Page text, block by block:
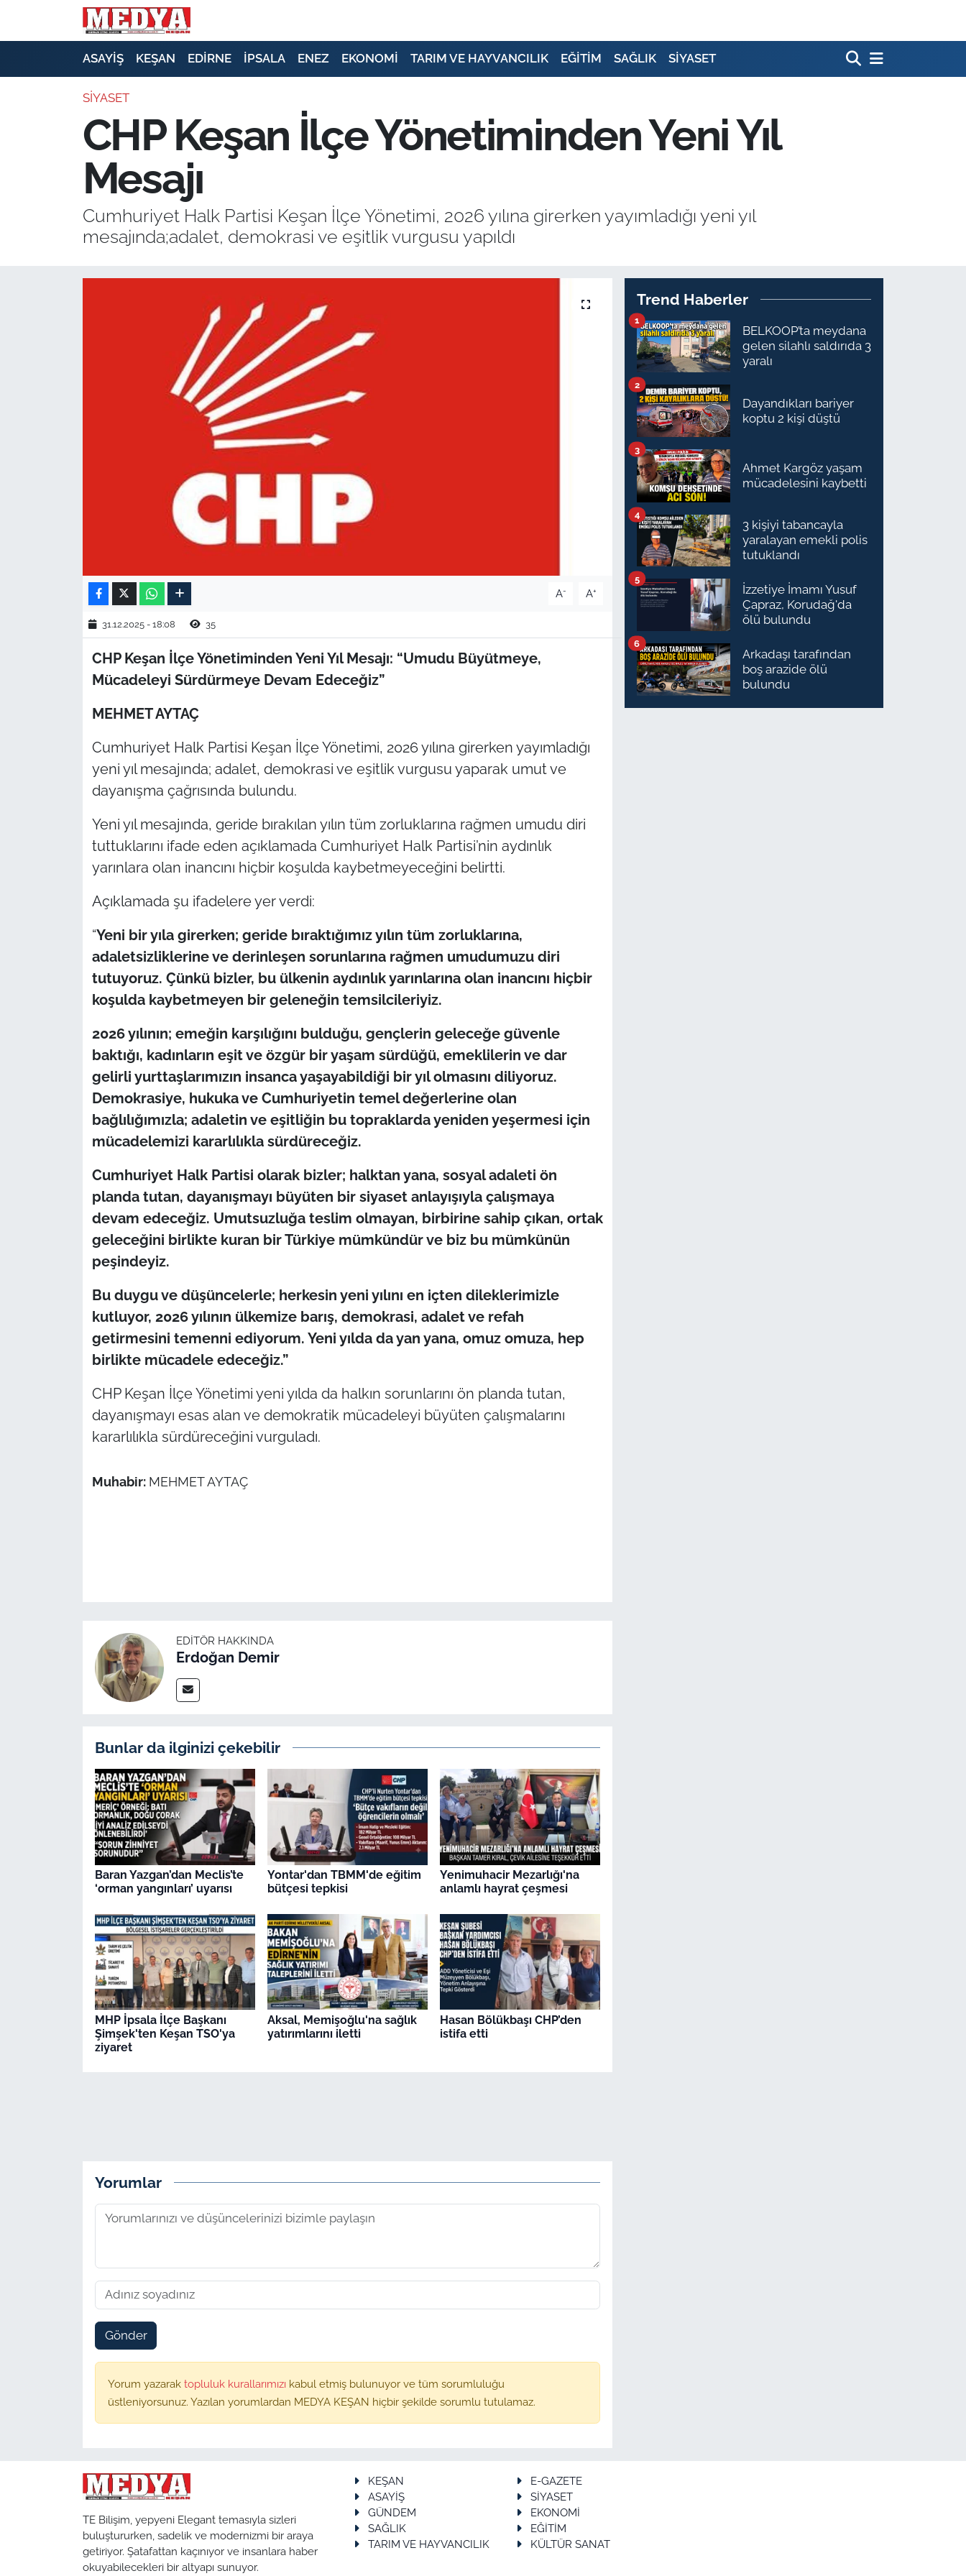
ASAYİŞ KEŞAN EDİRNE İPSALA ENEZ EKONOMİ TARIM VE HAYVANCILIK EĞİTİM SAĞLIK SİYASET
SİYASET
CHP Keşan İlçe Yönetiminden Yeni Yıl
Mesajı
Cumhuriyet Halk Partisi Keşan İlçe Yönetimi, 2026 yılına girerken yayımladığı yeni yıl
mesajında;adalet, demokrasi ve eşitlik vurgusu yapıldı
A- A+
31.12.2025 - 18:08 35
CHP Keşan İlçe Yönetiminden Yeni Yıl Mesajı: “Umudu Büyütmeye,
Mücadeleyi Sürdürmeye Devam Edeceğiz”
MEHMET AYTAÇ
Cumhuriyet Halk Partisi Keşan İlçe Yönetimi, 2026 yılına girerken yayımladığı
yeni yıl mesajında; adalet, demokrasi ve eşitlik vurgusu yaparak umut ve
dayanışma çağrısında bulundu.
Yeni yıl mesajında, geride bırakılan yılın tüm zorluklarına rağmen umudu diri
tuttuklarını ifade eden açıklamada Cumhuriyet Halk Partisi’nin aydınlık
yarınlara olan inancını hiçbir koşulda kaybetmeyeceğini belirtti.
Açıklamada şu ifadelere yer verdi:
“Yeni bir yıla girerken; geride bıraktığımız yılın tüm zorluklarına,
adaletsizliklerine ve derinleşen sorunlarına rağmen umudumuzu diri
tutuyoruz. Çünkü bizler, bu ülkenin aydınlık yarınlarına olan inancını hiçbir
koşulda kaybetmeyen bir geleneğin temsilcileriyiz.
2026 yılının; emeğin karşılığını bulduğu, gençlerin geleceğe güvenle
baktığı, kadınların eşit ve özgür bir yaşam sürdüğü, emeklilerin ve dar
gelirli yurttaşlarımızın insanca yaşayabildiği bir yıl olmasını diliyoruz.
Demokrasiye, hukuka ve Cumhuriyetin temel değerlerine olan
bağlılığımızla; adaletin ve eşitliğin bu topraklarda yeniden yeşermesi için
mücadelemizi kararlılıkla sürdüreceğiz.
Cumhuriyet Halk Partisi olarak bizler; halktan yana, sosyal adaleti ön
planda tutan, dayanışmayı büyüten bir siyaset anlayışıyla çalışmaya
devam edeceğiz. Umutsuzluğa teslim olmayan, birbirine sahip çıkan, ortak
geleceğini birlikte kuran bir Türkiye mümkündür ve biz bu mümkünün
peşindeyiz.
Bu duygu ve düşüncelerle; herkesin yeni yılını en içten dileklerimizle
kutluyor, 2026 yılının ülkemize barış, demokrasi, adalet ve refah
getirmesini temenni ediyorum. Yeni yılda da yan yana, omuz omuza, hep
birlikte mücadele edeceğiz.”
CHP Keşan İlçe Yönetimi yeni yılda da halkın sorunlarını ön planda tutan,
dayanışmayı esas alan ve demokratik mücadeleyi büyüten çalışmalarını
kararlılıkla sürdüreceğini vurguladı.
Muhabir: MEHMET AYTAÇ
EDITÖR HAKKINDA
Erdoğan Demir
Bunlar da ilginizi çekebilir
Baran Yazgan’dan Meclis’te
‘orman yangınları’ uyarısı
Yontar'dan TBMM'de eğitim
bütçesi tepkisi
Yenimuhacir Mezarlığı'na
anlamlı hayrat çeşmesi
MHP İpsala İlçe Başkanı
Şimşek'ten Keşan TSO'ya
ziyaret
Aksal, Memişoğlu'na sağlık
yatırımlarını iletti
Hasan Bölükbaşı CHP’den
istifa etti
Yorumlar
Gönder
Yorum yazarak topluluk kurallarımızı kabul etmiş bulunuyor ve tüm sorumluluğu
üstleniyorsunuz. Yazılan yorumlardan MEDYA KEŞAN hiçbir şekilde sorumlu tutulamaz.
Trend Haberler
BELKOOP’ta meydana
gelen silahlı saldırıda 3
yaralı
1
Dayandıkları bariyer
koptu 2 kişi düştü
2
Ahmet Kargöz yaşam
mücadelesini kaybetti
3
3 kişiyi tabancayla
yaralayan emekli polis
tutuklandı
4
İzzetiye İmamı Yusuf
Çapraz, Korudağ'da
ölü bulundu
5
Arkadaşı tarafından
boş arazide ölü
bulundu
6
TE Bilişim, yepyeni Elegant temasıyla sizleri
buluştururken, sadelik ve modernizmi bir araya
getiriyor. Şatafattan kaçınıyor ve insanlara haber
okuyabilecekleri bir altyapı sunuyor.
KEŞAN
E-GAZETE
ASAYİŞ
SİYASET
GÜNDEM
EKONOMİ
SAĞLIK
EĞİTİM
TARIM VE HAYVANCILIK
KÜLTÜR SANAT
E-GAZETE
SİYASET
EKONOMİ
SAĞLIK
KIRKLARELİ
ÇANAKKALE
TÜRKİYE
Flaş Haber
Dış Haberler
İş Dünyası
Bilim Teknoloji
Canlı Maç
Gündem-Eğitim